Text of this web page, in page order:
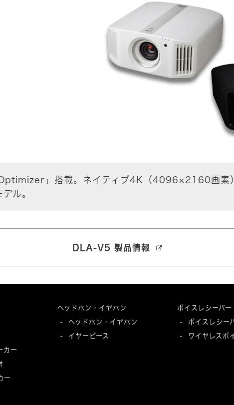
」搭載。ネイティブ4K（4096×2160画素
ル。
DLA-V5 製品情報
カー
ー
ヘッドホン・イヤホン
- ヘッドホン・イヤホン
- イヤーピース
ボイスレシーバー
- ボイスレシー
- ワイヤレスボ